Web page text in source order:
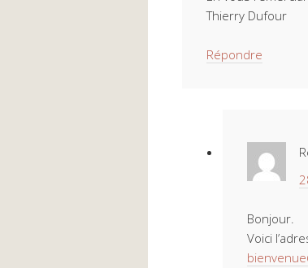
Thierry Dufour
Répondre
Bonjour.
Voici